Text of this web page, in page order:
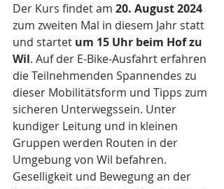
Der Kurs findet am 20. August 2024
zum zweiten Mal in diesem Jahr statt
und startet um 15 Uhr beim Hof zu
Wil. Auf der E-Bike-Ausfahrt erfahren
die Teilnehmenden Spannendes zu
dieser Mobilitätsform und Tipps zum
sicheren Unterwegssein. Unter
kundiger Leitung und in kleinen
Gruppen werden Routen in der
Umgebung von Wil befahren.
Geselligkeit und Bewegung an der